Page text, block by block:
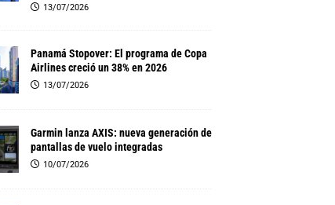
13/07/2026
Panamá Stopover: El programa de Copa
Airlines creció un 38% en 2026
13/07/2026
Garmin lanza AXIS: nueva generación de
pantallas de vuelo integradas
10/07/2026